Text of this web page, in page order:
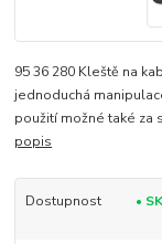
95 36 280 Kleště na
jednoduchá
použití možné také za
popis
Dostupnost •